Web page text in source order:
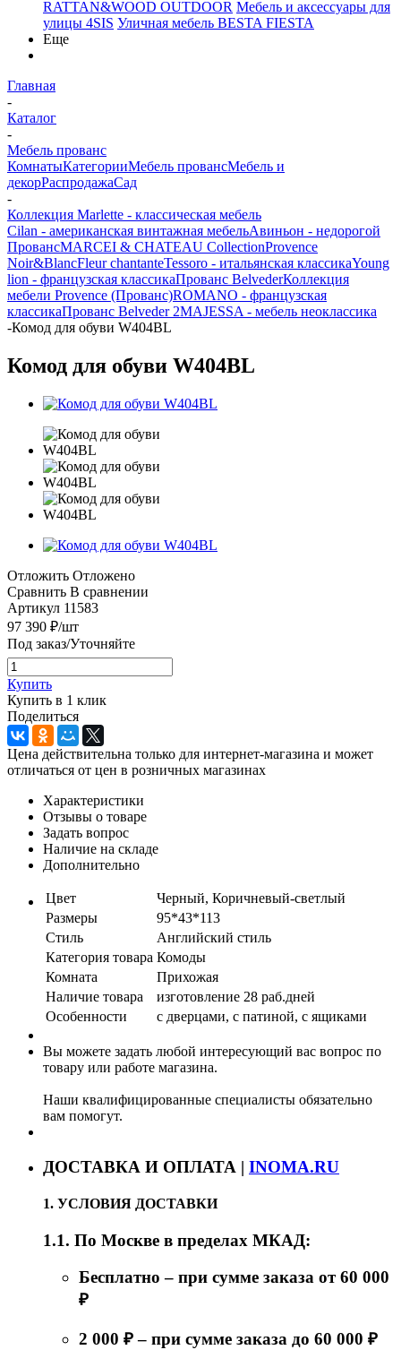
RATTAN&WOOD OUTDOOR Мебель и аксессуары для
улицы 4SIS Уличная мебель BESTA FIESTA
Еще
Главная
-
Каталог
-
Мебель прованс
КомнатыКатегорииМебель провансМебель и
декорРаспродажаСад
-
Коллекция Marlette - классическая мебель
Cilan - американская винтажная мебельАвиньон - недорогой
ПровансMARCEI & CHATEAU CollectionProvence
Noir&BlancFleur chantanteTessoro - итальянская классикаYoung
lion - французская классикаПрованс BelvederКоллекция
мебели Provence (Прованс)ROMANO - французская
классикаПрованс Belveder 2MAJESSA - мебель неоклассика
-Комод для обуви W404BL
Комод для обуви W404BL
Отложить Отложено
Сравнить В сравнении
Артикул 11583
97 390 ₽/шт
Под заказ/Уточняйте
Купить
Купить в 1 клик
Поделиться
Цена действительна только для интернет-магазина и может
отличаться от цен в розничных магазинах
Характеристики
Отзывы о товаре
Задать вопрос
Наличие на складе
Дополнительно
Цвет
Черный, Коричневый-светлый
Размеры
95*43*113
Стиль
Английский стиль
Категория товара Комоды
Комната
Прихожая
Наличие товара
изготовление 28 раб.дней
Особенности
с дверцами, с патиной, с ящиками
Вы можете задать любой интересующий вас вопрос по
товару или работе магазина.
Наши квалифицированные специалисты обязательно
вам помогут.
ДОСТАВКА И ОПЛАТА | INOMA.RU
1. УСЛОВИЯ ДОСТАВКИ
1.1. По Москве в пределах МКАД:
Бесплатно – при сумме заказа от 60 000
₽
2 000 ₽ – при сумме заказа до 60 000 ₽